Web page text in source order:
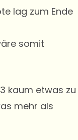
lag zum Ende
somit
kaum etwas zu
mehr als